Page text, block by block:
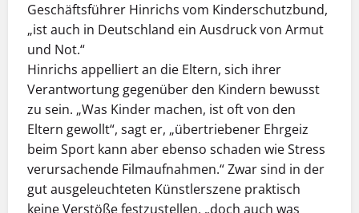
Geschäftsführer Hinrichs vom Kinderschutzbund,
„ist auch in Deutschland ein Ausdruck von Armut
und Not.“
Hinrichs appelliert an die Eltern, sich ihrer
Verantwortung gegenüber den Kindern bewusst
zu sein. „Was Kinder machen, ist oft von den
Eltern gewollt“, sagt er, „übertriebener Ehrgeiz
beim Sport kann aber ebenso schaden wie Stress
verursachende Filmaufnahmen.“ Zwar sind in der
gut ausgeleuchteten Künstlerszene praktisch
keine Verstöße festzustellen, „doch auch was